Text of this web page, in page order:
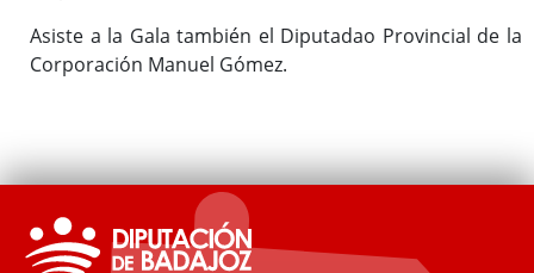
Asiste a la Gala también el Diputadao Provincial de la
Corporación Manuel Gómez.